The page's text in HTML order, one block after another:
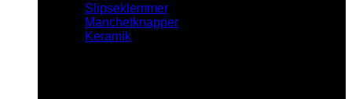
Slipseklemmer
Manchetknapper
Keramik